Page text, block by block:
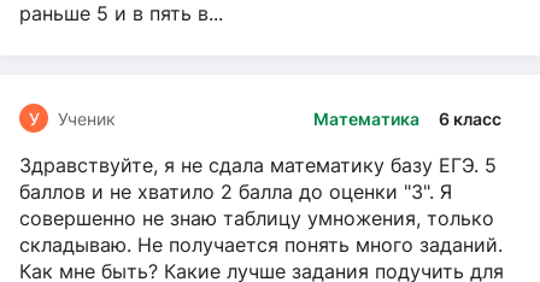
раньше 5 и в пять в...
Математика 6 класс
У Ученик
Здравствуйте, я не сдала математику базу ЕГЭ. 5
баллов и не хватило 2 балла до оценки "3". Я
совершенно не знаю таблицу умножения, только
складываю. Не получается понять много заданий.
Как мне быть? Какие лучше задания подучить для